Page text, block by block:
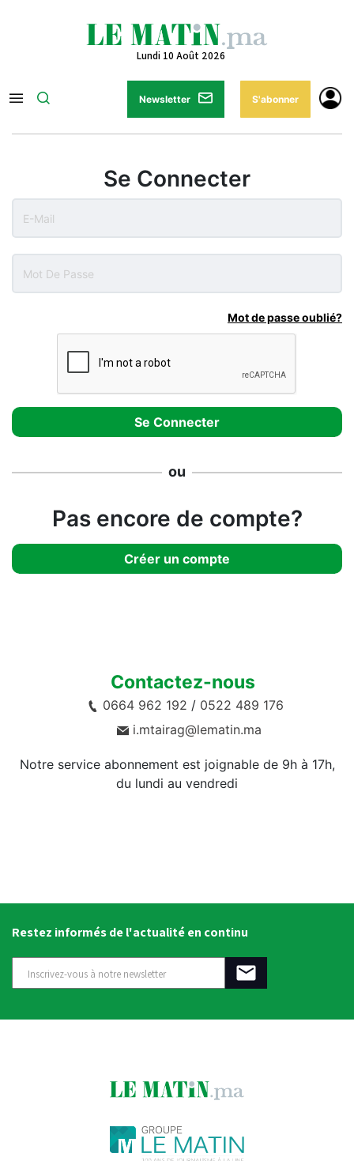
Lundi 10 Août 2026
Newsletter S'abonner
Se Connecter
Mot de passe oublié?
ou
Pas encore de compte?
Créer un compte
Contactez-nous
0664 962 192 / 0522 489 176
i.mtairag@lematin.ma
Notre service abonnement est joignable de 9h à 17h,
du lundi au vendredi
Restez informés de l'actualité en continu